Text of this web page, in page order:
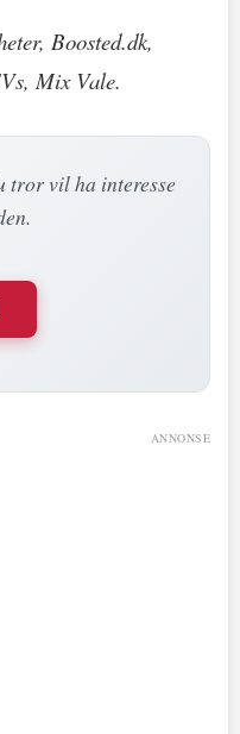
Boosted.dk,
Mix Vale.
tror vil ha interesse
ANNONSE